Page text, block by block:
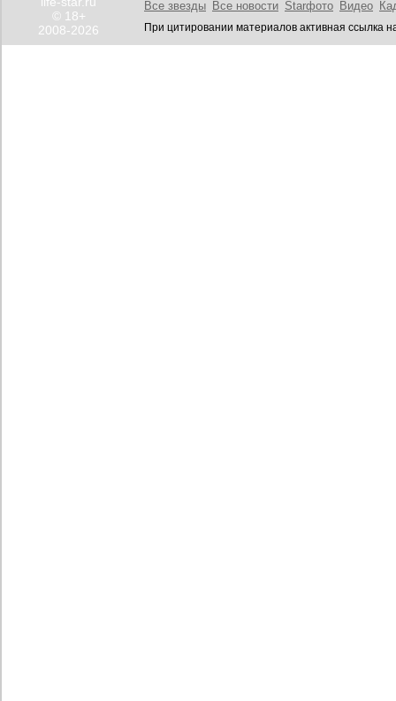
© 18+
2008-2026
Все звезды Все новости Starфото Видео
При цитировании материалов активная ссылка